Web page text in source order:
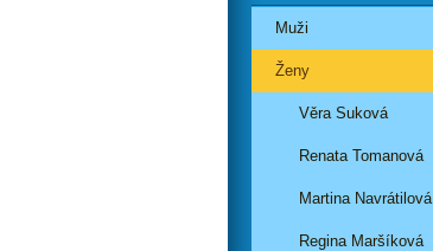
Muži
Ženy
Věra Suková
Renata Tomanová
Martina Navrátilová
Regina Maršíková